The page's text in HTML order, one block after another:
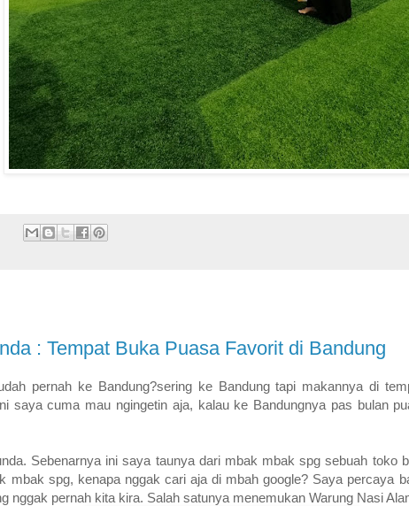
: Tempat Buka Puasa Favorit di Bandung
pernah ke Bandung?sering ke Bandung tapi makannya di
saya cuma mau ngingetin aja, kalau ke Bandungnya pas bulan
Sebenarnya ini saya taunya dari mbak mbak spg sebuah toko
mbak spg, kenapa nggak cari aja di mbah google? Saya percaya
nggak pernah kita kira. Salah satunya menemukan Warung Nasi